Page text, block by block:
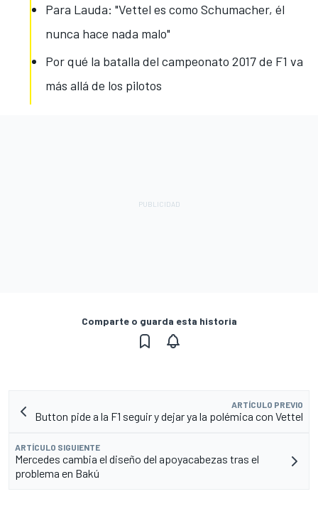
Para Lauda: "Vettel es como Schumacher, él
nunca hace nada malo"
Por qué la batalla del campeonato 2017 de F1 va
más allá de los pilotos
Comparte o guarda esta historia
ARTÍCULO PREVIO
Button pide a la F1 seguir y dejar ya la polémica con Vettel
ARTÍCULO SIGUIENTE
Mercedes cambia el diseño del apoyacabezas tras el
problema en Bakú